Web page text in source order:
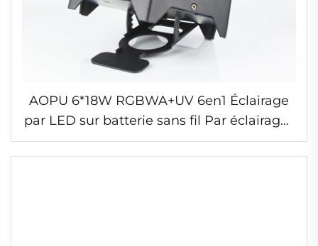
AOPU 6*18W RGBWA+UV 6en1 Éclairage
par LED sur batterie sans fil Par éclairages
de scène pour fête bar club mariage